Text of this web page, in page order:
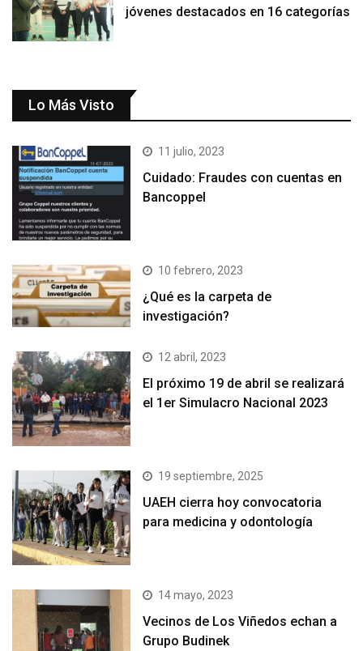
jóvenes destacados en 16 categorías
Lo Más Visto
11 julio, 2023
Cuidado: Fraudes con cuentas en
Bancoppel
10 febrero, 2023
¿Qué es la carpeta de
investigación?
12 abril, 2023
El próximo 19 de abril se realizará
el 1er Simulacro Nacional 2023
19 septiembre, 2025
UAEH cierra hoy convocatoria
para medicina y odontología
14 mayo, 2023
Vecinos de Los Viñedos echan a
Grupo Budinek